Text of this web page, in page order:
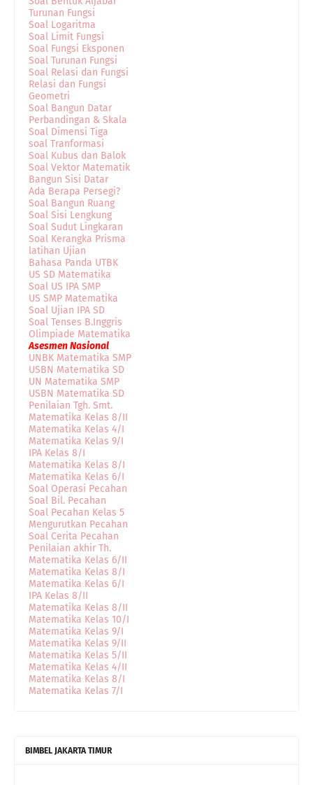
Turunan Fungsi
Soal Logaritma
Soal Limit Fungsi
Soal Fungsi Eksponen
Soal Turunan Fungsi
Soal Relasi dan Fungsi
Relasi dan Fungsi
Geometri
Soal Bangun Datar
Perbandingan & Skala
Soal Dimensi Tiga
soal Tranformasi
Soal Kubus dan Balok
Soal Vektor Matematik
Bangun Sisi Datar
Ada Berapa Persegi?
Soal Bangun Ruang
Soal Sisi Lengkung
Soal Sudut Lingkaran
Soal Kerangka Prisma
latihan Ujian
Bahasa Panda UTBK
US SD Matematika
Soal US IPA SMP
US SMP Matematika
Soal Ujian IPA SD
Soal Tenses B.Inggris
Olimpiade Matematika
Asesmen Nasional
UNBK Matematika SMP
USBN Matematika SD
UN Matematika SMP
USBN Matematika SD
Penilaian Tgh. Smt.
Matematika Kelas 8/II
Matematika Kelas 4/I
Matematika Kelas 9/I
IPA Kelas 8/I
Matematika Kelas 8/I
Matematika Kelas 6/I
Soal Operasi Pecahan
Soal Bil. Pecahan
Soal Pecahan Kelas 5
Mengurutkan Pecahan
Soal Cerita Pecahan
Penilaian akhir Th.
Matematika Kelas 6/II
Matematika Kelas 8/I
Matematika Kelas 6/I
IPA Kelas 8/II
Matematika Kelas 8/II
Matematika Kelas 10/I
Matematika Kelas 9/I
Matematika Kelas 9/II
Matematika Kelas 5/II
Matematika Kelas 4/II
Matematika Kelas 8/I
Matematika Kelas 7/I
BIMBEL JAKARTA TIMUR